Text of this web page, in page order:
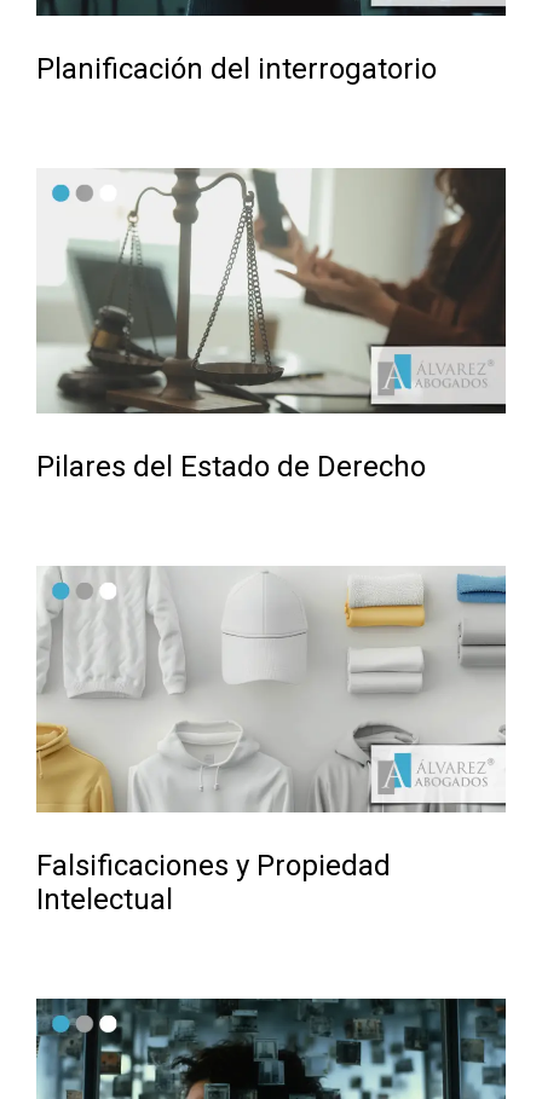
Planificación del interrogatorio
Pilares del Estado de Derecho
Falsificaciones y Propiedad
Intelectual